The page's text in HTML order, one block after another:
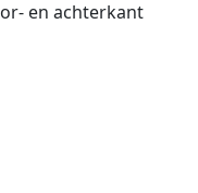
en achterkant